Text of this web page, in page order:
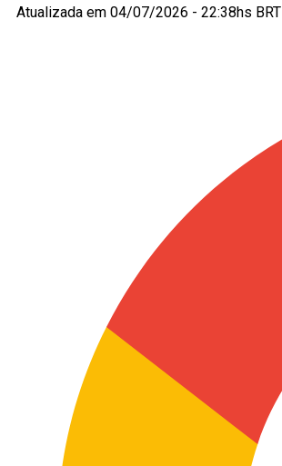
Atualizada em 04/07/2026 - 22:38hs BRT